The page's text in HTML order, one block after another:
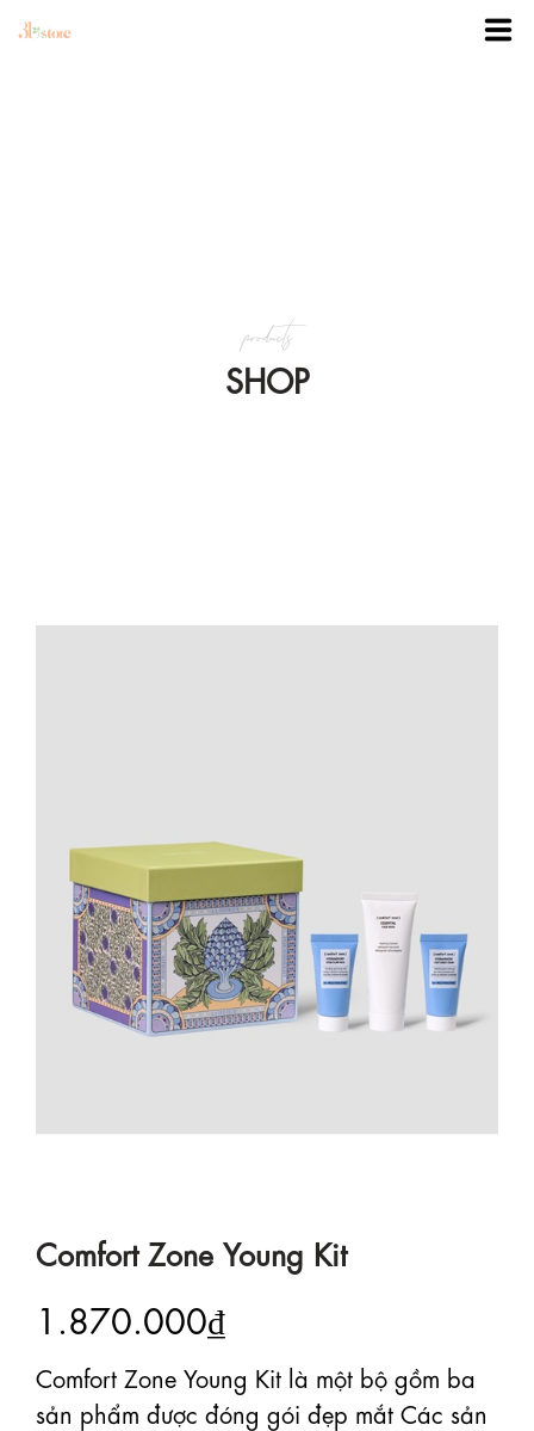
SHOP
products
Comfort Zone Young Kit
1.870.000₫
Comfort Zone Young Kit là một bộ gồm ba
sản phẩm được đóng gói đẹp mắt Các sản